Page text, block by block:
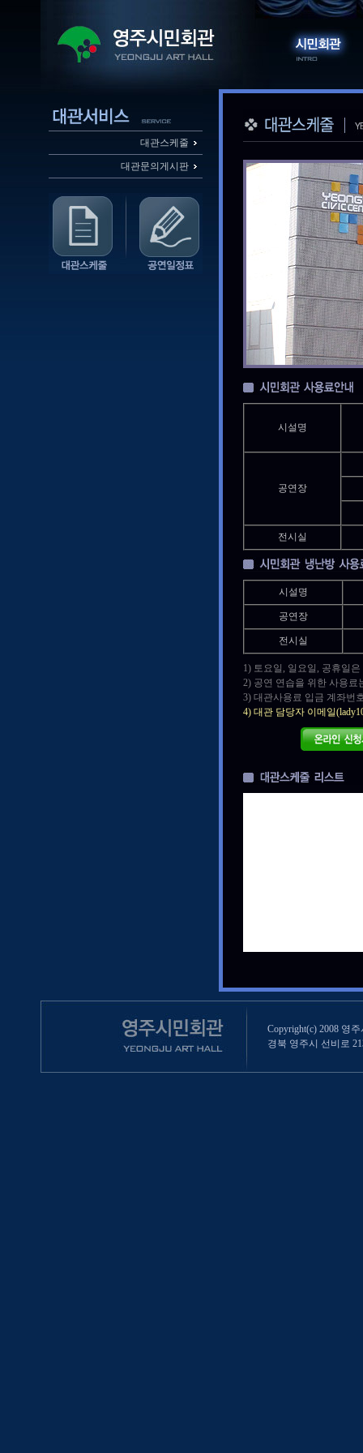
대관스케줄
대관문의게시판
시설명
공연장
전시실
시설명
공연장
전시실
1) 토요일, 일요일, 공휴일
2) 공연 연습을 위한 사용료
3) 대관사용료 입금 계좌번
4) 대관 담당자 이메일
Copyright(c) 2008 영
경북 영주시 선비로